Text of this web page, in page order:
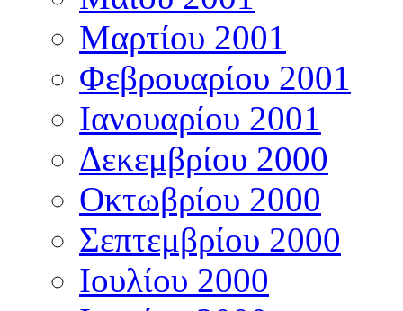
Μαρτίου 2001
Φεβρουαρίου 2001
Ιανουαρίου 2001
Δεκεμβρίου 2000
Οκτωβρίου 2000
Σεπτεμβρίου 2000
Ιουλίου 2000